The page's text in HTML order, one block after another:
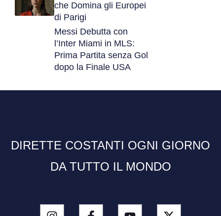
che Domina gli Europei
di Parigi
Messi Debutta con
l’Inter Miami in MLS:
Prima Partita senza Gol
dopo la Finale USA
DIRETTE COSTANTI OGNI GIORNO
DA TUTTO IL MONDO